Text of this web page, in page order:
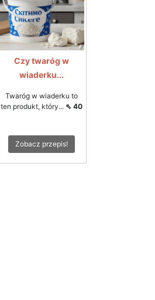
Czy twaróg w
wiaderku...
Twaróg w wiaderku to
ten produkt, który... ⇖ 40
Zobacz przepis!